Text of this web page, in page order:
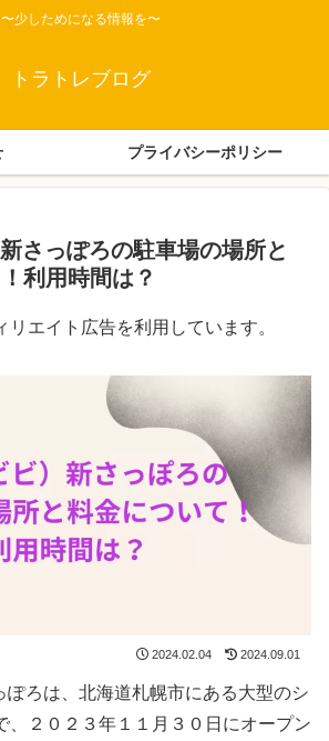
〜少しためになる情報を〜
トラトレブログ
プライバシーポリシー
さっぽろの駐車場の場所と
利用時間は？
リエイト広告を利用しています。
2024.02.04 2024.09.01
ぽろは、北海道札幌市にある大型のシ
、２０２３年１１月３０日にオープン